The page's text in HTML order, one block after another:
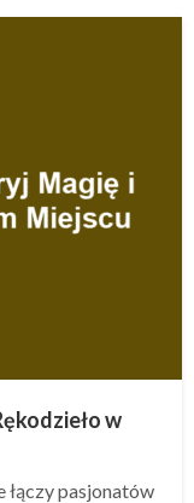
w
łączy pasjonatów